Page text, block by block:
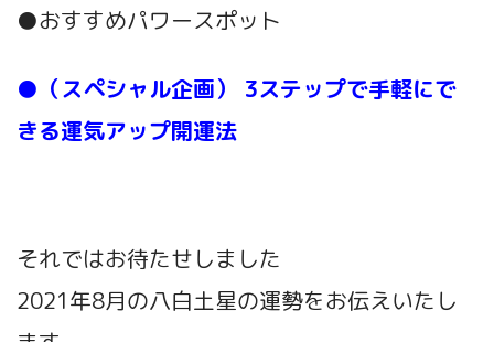
●おすすめパワースポット
●（スペシャル企画） 3ステップで手軽にで
きる運気アップ開運法
それではお待たせしました
2021年8月の八白土星の運勢をお伝えいたし